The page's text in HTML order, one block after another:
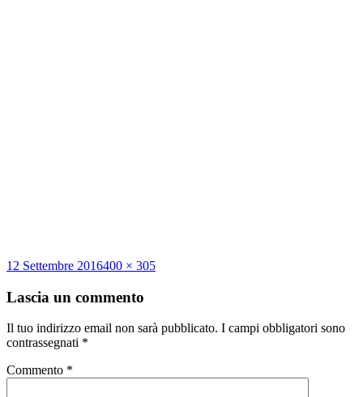
Scritto
12 Settembre 2016Dimensione
400 × 305
Lascia un commento
Il tuo indirizzo email non sarà pubblicato. I campi obbligatori sono
contrassegnati *
Commento *